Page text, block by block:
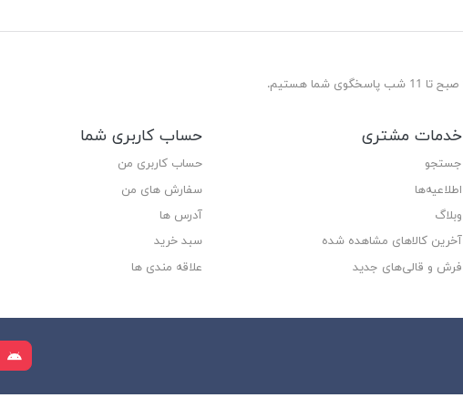
خدمات مشتری
جستجو
اطلاعیه‌ها
وبلاگ
آخرین کالاهای مشاهده شده
فرش و قالی‌های جدید
حساب کاربری شما
حساب کاربری من
سفارش های من‎
آدرس ها
سبد خرید
علاقه مندی ها